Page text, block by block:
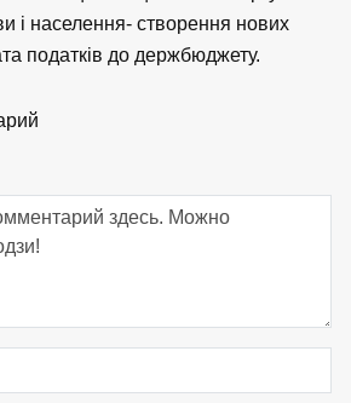
і населення- створення нових
податків до держбюджету.